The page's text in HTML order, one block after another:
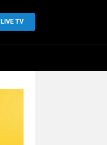
LIVE TV